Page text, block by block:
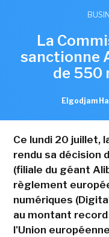
La
sanctionne
de 550
Elgodjam
Ce lundi 20 juillet,
rendu sa décision
(filiale du géant
règlement
numériques
au montant
l'Union